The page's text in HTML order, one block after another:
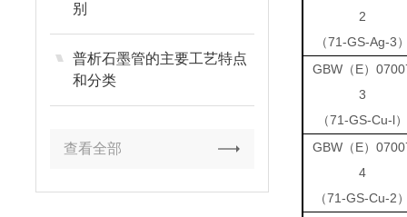
别
普析石墨管的主要工艺特点
和分类
查看全部
2
（71-GS-Ag-3
GBW（E）
3
（71-GS-Cu-l）
GBW（E）
4
（71-GS-Cu-2